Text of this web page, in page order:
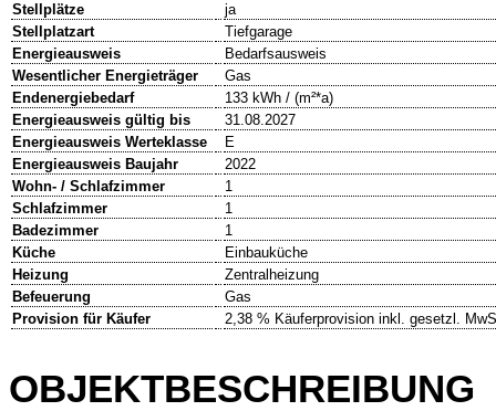
Stellplätze
ja
Stellplatzart
Tiefgarage
Energieausweis
Bedarfsausweis
Wesentlicher Energieträger
Gas
Endenergiebedarf
133 kWh / (m²*a)
Energieausweis gültig bis
31.08.2027
Energieausweis Werteklasse
E
Energieausweis Baujahr
2022
Wohn- / Schlafzimmer
1
Schlafzimmer
1
Badezimmer
1
Küche
Einbauküche
Heizung
Zentralheizung
Befeuerung
Gas
Provision für Käufer
2,38 % Käuferprovision inkl. gesetzl.
OBJEKTBESCHREIBUNG